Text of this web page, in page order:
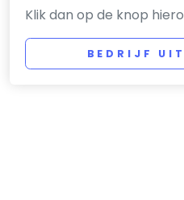
Klik dan op de knop
BEDRIJF